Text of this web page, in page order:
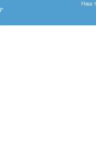
"
Наш